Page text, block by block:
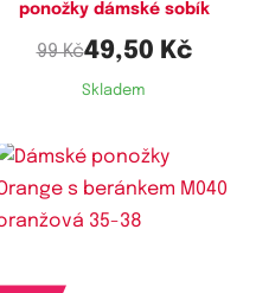
ponožky dámské sobík
99 Kč49,50 Kč
Skladem